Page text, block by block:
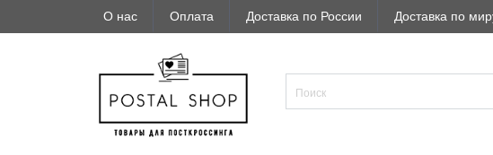
О нас Оплата Доставка по России Доставка по